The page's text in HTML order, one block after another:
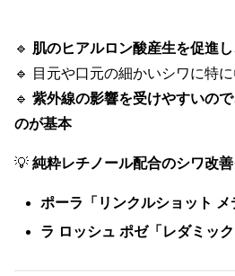
🔹 肌のヒアルロン酸産生を促進
🔹 目元や口元の細かいシワに特
🔹 紫外線の影響を受けやすいの
のが基本
💡 純粋レチノール配合のシワ改
ポーラ「リンクルショット メ
ラ ロッシュ ポゼ「レダミック